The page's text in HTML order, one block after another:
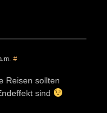
#
Reisen sollten
sind